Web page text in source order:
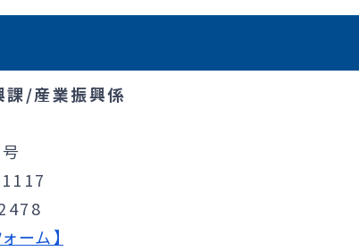
/産業振興係
ーム】